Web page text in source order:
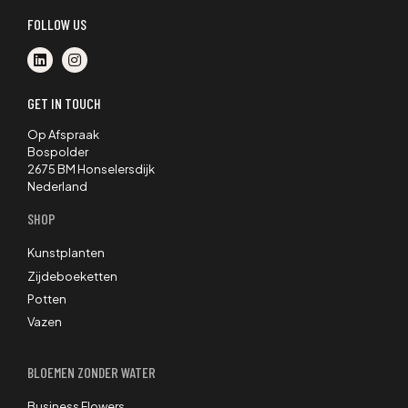
FOLLOW US
GET IN TOUCH
Op Afspraak
Bospolder
2675 BM Honselersdijk
Nederland
SHOP
Kunstplanten
Zijdeboeketten
Potten
Vazen
BLOEMEN ZONDER WATER